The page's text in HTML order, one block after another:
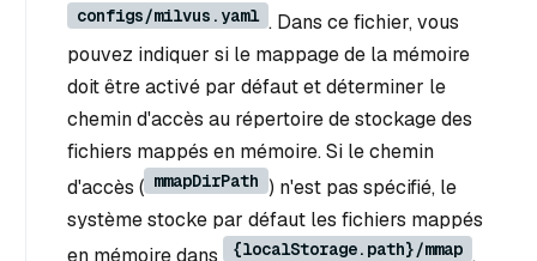
configs/milvus.yaml . Dans ce fichier, vous
pouvez indiquer si le mappage de la mémoire
doit être activé par défaut et déterminer le
chemin d'accès au répertoire de stockage des
fichiers mappés en mémoire. Si le chemin
d'accès ( mmapDirPath ) n'est pas spécifié, le
système stocke par défaut les fichiers mappés
en mémoire dans
{localStorage.path}/mmap .